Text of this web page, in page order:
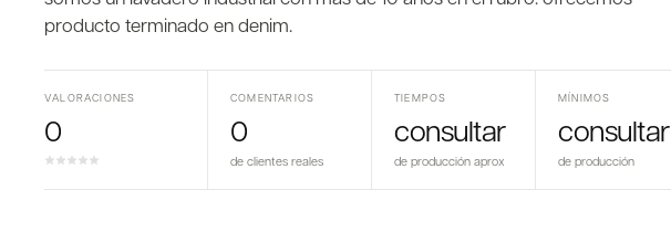
producto terminado en denim.
VALORACIONES
0
COMENTARIOS
0
de clientes reales
TIEMPOS
consultar
de producción aprox
MÍNIMOS
consultar
de producción